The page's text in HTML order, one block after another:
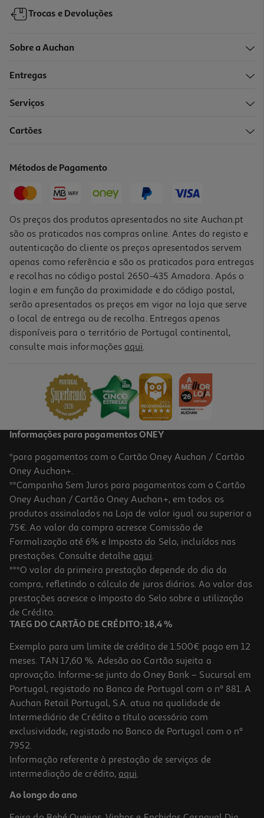
Trocas e Devoluções
Sobre a Auchan
Entregas
Serviços
Cartões
Métodos de Pagamento
Os preços dos produtos apresentados no site Auchan.pt
são os praticados nas compras online. Antes do registo e
autenticação do cliente os preços apresentados servem
apenas como referência e são os praticados para entregas
e recolhas no código postal 2650-435 Amadora. Após o
login e em função da proximidade e do código postal,
serão apresentados os preços em vigor na loja que serve
o local de entrega ou de recolha. Entregas apenas
disponíveis para o território de Portugal continental,
consulte mais informações aqui.
Informações para pagamentos ONEY
*para pagamentos com o Cartão Oney Auchan / Cartão
Oney Auchan+.
**Campanha Sem Juros para pagamentos com o Cartão
Oney Auchan / Cartão Oney Auchan+, em todos os
produtos assinalados na Loja de valor igual ou superior a
75€. Ao valor da compra acresce Comissão de
Formalização até 6% e Imposto do Selo, incluídos nas
prestações. Consulte detalhe aqui.
***O valor da primeira prestação depende do dia da
compra, refletindo o cálculo de juros diários. Ao valor das
prestações acresce o Imposto do Selo sobre a utilização
de Crédito.
TAEG DO CARTÃO DE CRÉDITO: 18,4 %
Exemplo para um limite de crédito de 1.500€ pago em 12
meses. TAN 17,60 %. Adesão ao Cartão sujeita a
aprovação. Informe-se junto do Oney Bank – Sucursal em
Portugal, registado no Banco de Portugal com o nº 881. A
Auchan Retail Portugal, S.A. atua na qualidade de
Intermediário de Crédito a título acessório com
exclusividade, registado no Banco de Portugal com o nº
7952.
Informação referente à prestação de serviços de
intermediação de crédito, aqui.
Ao longo do ano